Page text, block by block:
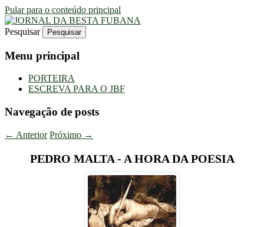
Pular para o conteúdo principal
JORNAL DA BESTA FUBANA
Uma Gazeta Escrota
Pesquisar
Menu principal
PORTEIRA
ESCREVA PARA O JBF
Navegação de posts
← Anterior Próximo →
PEDRO MALTA - A HORA DA POESIA